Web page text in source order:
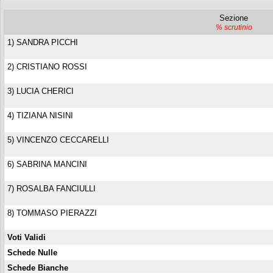
Sezione
% scrutinio
1) SANDRA PICCHI
2) CRISTIANO ROSSI
3) LUCIA CHERICI
4) TIZIANA NISINI
5) VINCENZO CECCARELLI
6) SABRINA MANCINI
7) ROSALBA FANCIULLI
8) TOMMASO PIERAZZI
Voti Validi
Schede Nulle
Schede Bianche